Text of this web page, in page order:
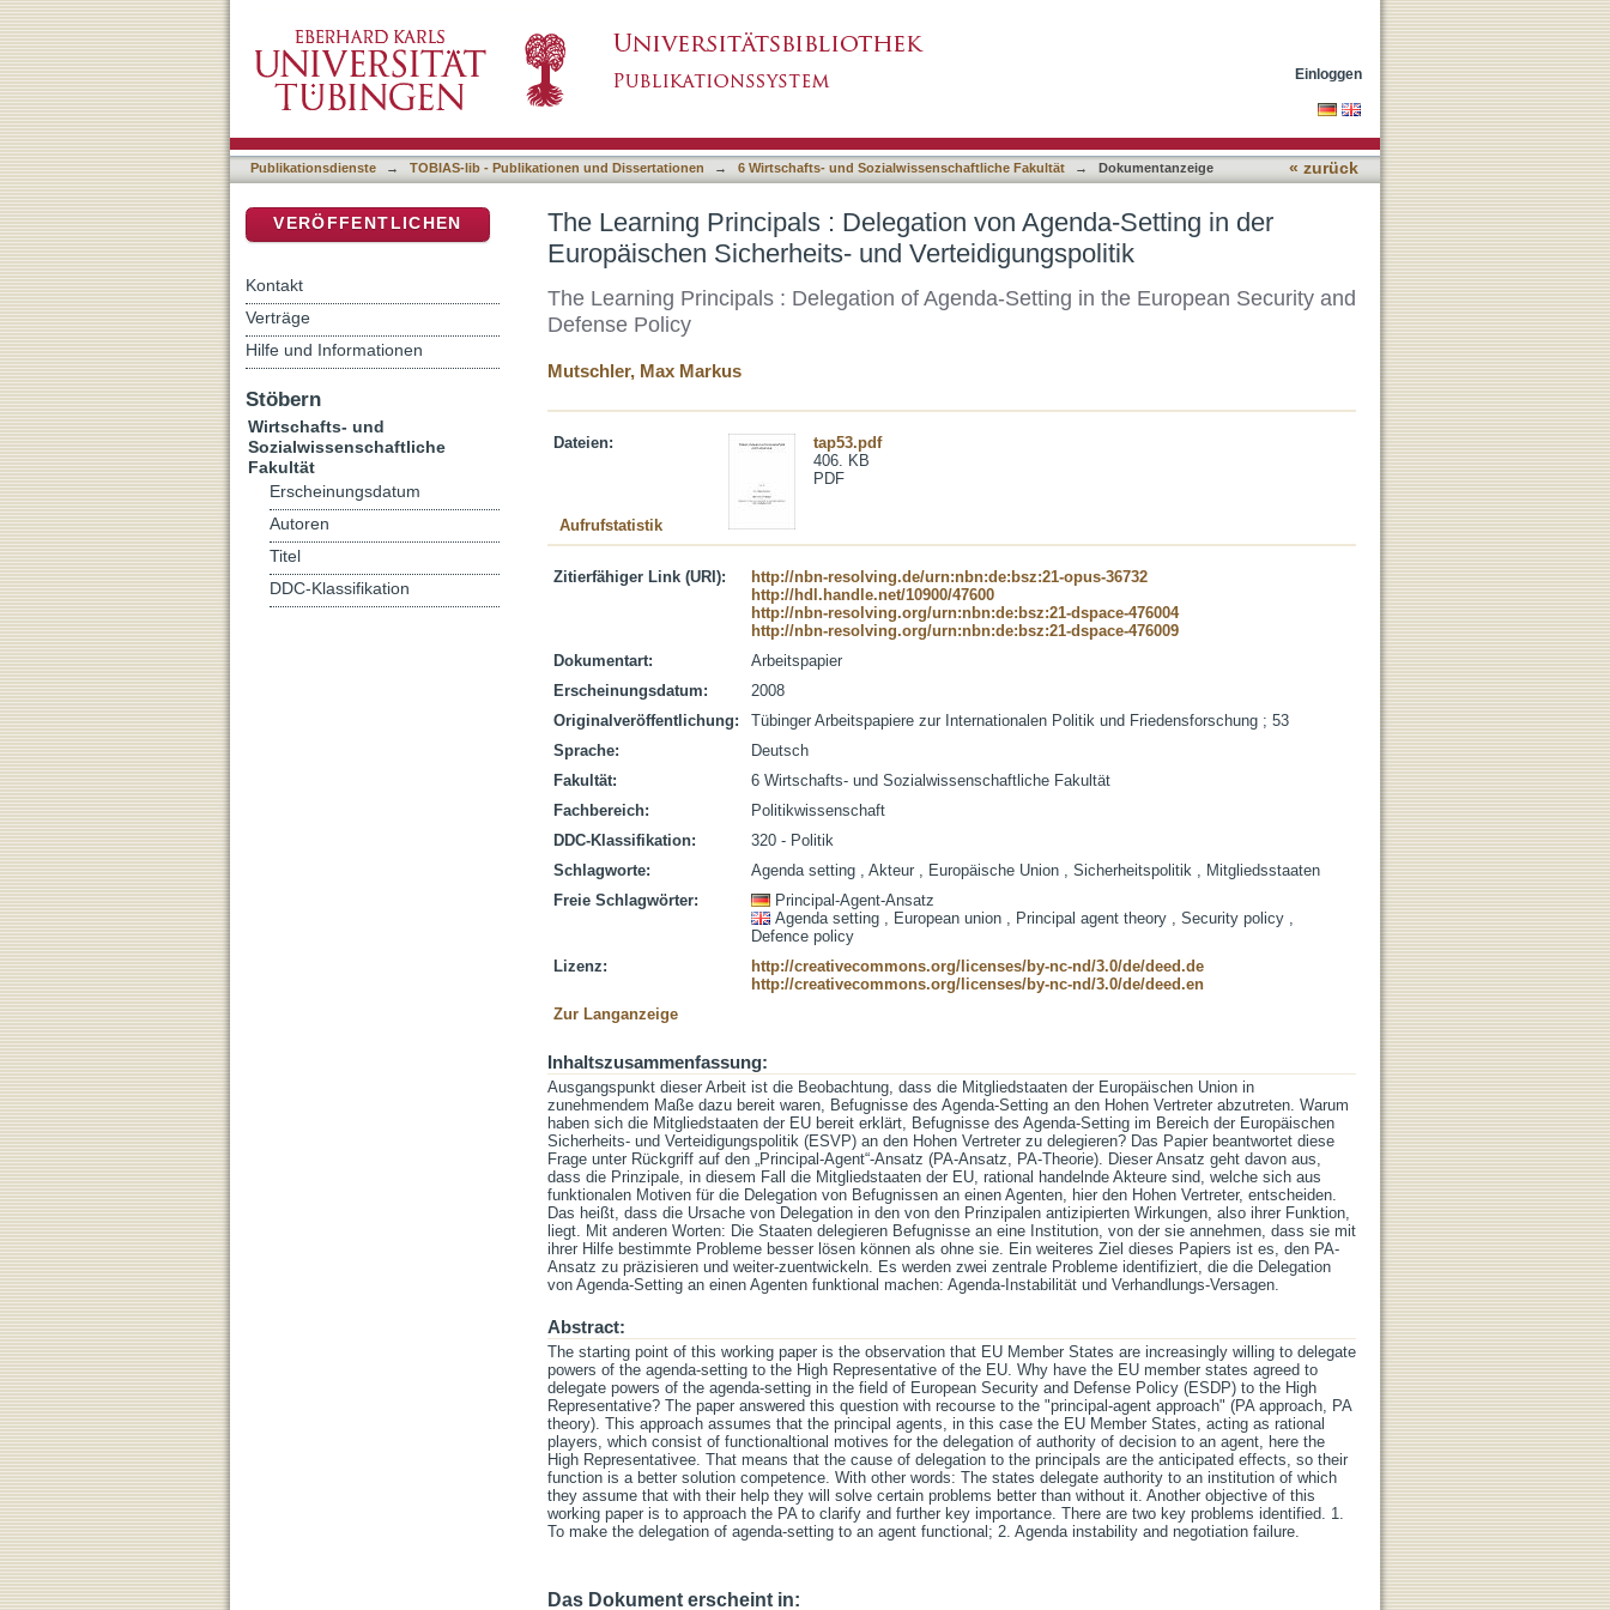
Verteidigungspolitik
Einloggen
Publikationsdienste → TOBIAS-lib - Publikationen und Dissertationen → 6 Wirtschafts- und Sozialwissenschaftliche Fakultät → Dokumentanzeige « zurück
The Learning Principals : Delegation von Agenda-Setting in der
Europäischen Sicherheits- und Verteidigungspolitik
The Learning Principals : Delegation of Agenda-Setting in the European Security and
Defense Policy
Mutschler, Max Markus
Dateien:
tap53.pdf
406. KB
PDF
Aufrufstatistik
Zitierfähiger Link (URI):
http://nbn-resolving.de/urn:nbn:de:bsz:21-opus-36732
http://hdl.handle.net/10900/47600
http://nbn-resolving.org/urn:nbn:de:bsz:21-dspace-476004
http://nbn-resolving.org/urn:nbn:de:bsz:21-dspace-476009
Dokumentart:
Arbeitspapier
Erscheinungsdatum:
2008
Originalveröffentlichung:
Tübinger Arbeitspapiere zur Internationalen Politik und Friedensforschung ; 53
Sprache:
Deutsch
Fakultät:
6 Wirtschafts- und Sozialwissenschaftliche Fakultät
Fachbereich:
Politikwissenschaft
DDC-Klassifikation:
320 - Politik
Schlagworte:
Agenda setting , Akteur , Europäische Union , Sicherheitspolitik , Mitgliedsstaaten
Freie Schlagwörter:
Principal-Agent-Ansatz
Agenda setting , European union , Principal agent theory , Security policy ,
Defence policy
Lizenz:
http://creativecommons.org/licenses/by-nc-nd/3.0/de/deed.de
http://creativecommons.org/licenses/by-nc-nd/3.0/de/deed.en
Zur Langanzeige
Inhaltszusammenfassung:
Ausgangspunkt dieser Arbeit ist die Beobachtung, dass die Mitgliedstaaten der Europäischen Union in
zunehmendem Maße dazu bereit waren, Befugnisse des Agenda-Setting an den Hohen Vertreter abzutreten. Warum
haben sich die Mitgliedstaaten der EU bereit erklärt, Befugnisse des Agenda-Setting im Bereich der Europäischen
Sicherheits- und Verteidigungspolitik (ESVP) an den Hohen Vertreter zu delegieren? Das Papier beantwortet diese
Frage unter Rückgriff auf den „Principal-Agent“-Ansatz (PA-Ansatz, PA-Theorie). Dieser Ansatz geht davon aus,
dass die Prinzipale, in diesem Fall die Mitgliedstaaten der EU, rational handelnde Akteure sind, welche sich aus
funktionalen Motiven für die Delegation von Befugnissen an einen Agenten, hier den Hohen Vertreter, entscheiden.
Das heißt, dass die Ursache von Delegation in den von den Prinzipalen antizipierten Wirkungen, also ihrer Funktion,
liegt. Mit anderen Worten: Die Staaten delegieren Befugnisse an eine Institution, von der sie annehmen, dass sie mit
ihrer Hilfe bestimmte Probleme besser lösen können als ohne sie. Ein weiteres Ziel dieses Papiers ist es, den PA-
Ansatz zu präzisieren und weiter-zuentwickeln. Es werden zwei zentrale Probleme identifiziert, die die Delegation
von Agenda-Setting an einen Agenten funktional machen: Agenda-Instabilität und Verhandlungs-Versagen.
Abstract:
The starting point of this working paper is the observation that EU Member States are increasingly willing to delegate
powers of the agenda-setting to the High Representative of the EU. Why have the EU member states agreed to
delegate powers of the agenda-setting in the field of European Security and Defense Policy (ESDP) to the High
Representative? The paper answered this question with recourse to the "principal-agent approach" (PA approach, PA
theory). This approach assumes that the principal agents, in this case the EU Member States, acting as rational
players, which consist of functionaltional motives for the delegation of authority of decision to an agent, here the
High Representativee. That means that the cause of delegation to the principals are the anticipated effects, so their
function is a better solution competence. With other words: The states delegate authority to an institution of which
they assume that with their help they will solve certain problems better than without it. Another objective of this
working paper is to approach the PA to clarify and further key importance. There are two key problems identified. 1.
To make the delegation of agenda-setting to an agent functional; 2. Agenda instability and negotiation failure.
Das Dokument erscheint in:
VERÖFFENTLICHEN
Kontakt
Verträge
Hilfe und Informationen
Stöbern
Wirtschafts- und
Sozialwissenschaftliche
Fakultät
Erscheinungsdatum
Autoren
Titel
DDC-Klassifikation